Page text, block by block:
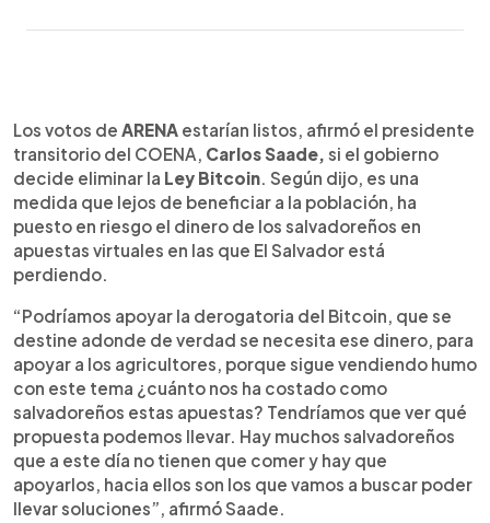
► Escuchar artículo
Los votos de ARENA estarían listos, afirmó el presidente
transitorio del COENA, Carlos Saade, si el gobierno
decide eliminar la Ley Bitcoin. Según dijo, es una
medida que lejos de beneficiar a la población, ha
puesto en riesgo el dinero de los salvadoreños en
apuestas virtuales en las que El Salvador está
perdiendo.
“Podríamos apoyar la derogatoria del Bitcoin, que se
destine adonde de verdad se necesita ese dinero, para
apoyar a los agricultores, porque sigue vendiendo humo
con este tema ¿cuánto nos ha costado como
salvadoreños estas apuestas? Tendríamos que ver qué
propuesta podemos llevar. Hay muchos salvadoreños
que a este día no tienen que comer y hay que
apoyarlos, hacia ellos son los que vamos a buscar poder
llevar soluciones”, afirmó Saade.